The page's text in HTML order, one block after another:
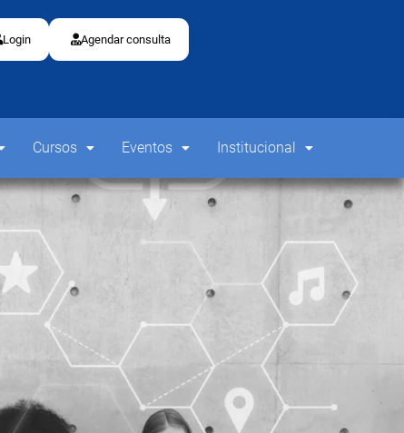
Login Agendar consulta
Cursos Eventos Institucional